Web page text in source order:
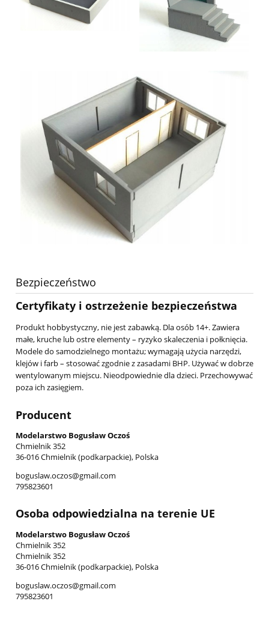
Bezpieczeństwo
Certyfikaty i ostrzeżenie bezpieczeństwa
Produkt hobbystyczny, nie jest zabawką. Dla osób 14+. Zawiera
małe, kruche lub ostre elementy – ryzyko skaleczenia i połknięcia.
Modele do samodzielnego montażu; wymagają użycia narzędzi,
klejów i farb – stosować zgodnie z zasadami BHP. Używać w dobrze
wentylowanym miejscu. Nieodpowiednie dla dzieci. Przechowywać
poza ich zasięgiem.
Producent
Modelarstwo Bogusław Oczoś
Chmielnik 352
36-016 Chmielnik (podkarpackie), Polska
boguslaw.oczos@gmail.com
795823601
Osoba odpowiedzialna na terenie UE
Modelarstwo Bogusław Oczoś
Chmielnik 352
Chmielnik 352
36-016 Chmielnik (podkarpackie), Polska
boguslaw.oczos@gmail.com
795823601